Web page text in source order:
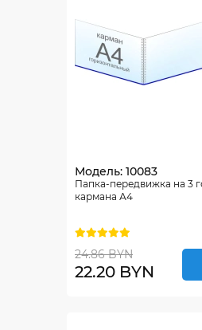
Модель: 10083
Папка-передвижка на 3
кармана А4
24.86 BYN
22.20 BYN